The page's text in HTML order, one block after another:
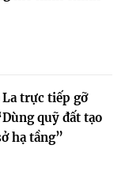
trực tiếp gỡ
quỹ đất tạo
hạ tầng”